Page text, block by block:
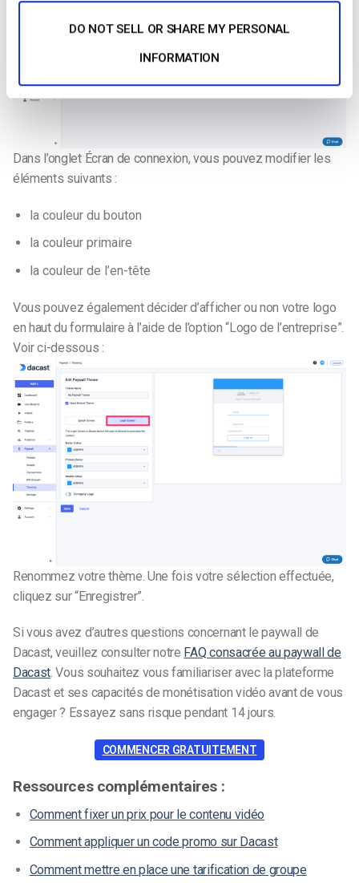
DO NOT SELL OR SHARE MY PERSONAL
INFORMATION
Dans l’onglet Écran de connexion, vous pouvez modifier les
éléments suivants :
la couleur du bouton
la couleur primaire
la couleur de l’en-tête
Vous pouvez également décider d’afficher ou non votre logo
en haut du formulaire à l’aide de l’option “Logo de l’entreprise”.
Voir ci-dessous :
Renommez votre thème. Une fois votre sélection effectuée,
cliquez sur “Enregistrer”.
Si vous avez d’autres questions concernant le paywall de
Dacast, veuillez consulter notre FAQ consacrée au paywall de
Dacast. Vous souhaitez vous familiariser avec la plateforme
Dacast et ses capacités de monétisation vidéo avant de vous
engager ? Essayez sans risque pendant 14 jours.
COMMENCER GRATUITEMENT
Ressources complémentaires :
Comment fixer un prix pour le contenu vidéo
Comment appliquer un code promo sur Dacast
Comment mettre en place une tarification de groupe